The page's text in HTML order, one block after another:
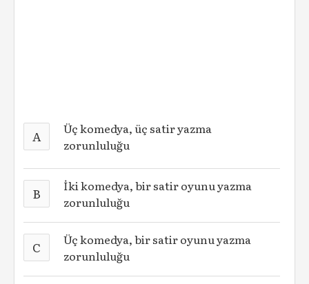
A
Üç komedya, üç satir yazma
zorunluluğu
B
İki komedya, bir satir oyunu yazma
zorunluluğu
C
Üç komedya, bir satir oyunu yazma
zorunluluğu